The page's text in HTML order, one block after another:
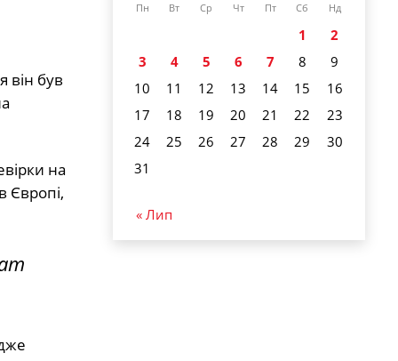
він був
на
Європі,
Пн Вт Ср Чт Пт Сб Нд
1
2
3
4 5 6 7 8
9
10
11 12 13 14 15
16
17
18 19 20 21 22
23
24
25 26 27 28 29
30
31
« Лип